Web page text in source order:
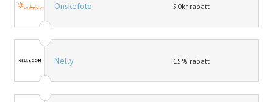
Önskefoto 50kr rabatt
Nelly 15% rabatt